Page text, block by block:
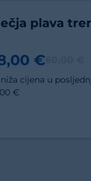
plava
€
cijena u
€